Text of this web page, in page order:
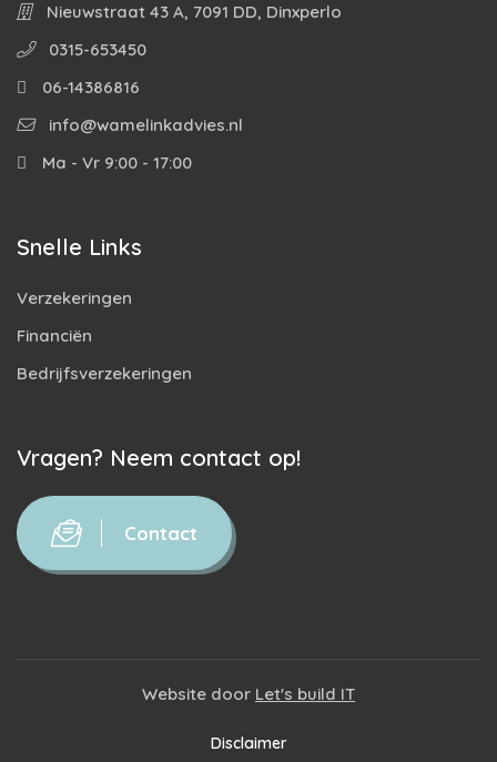
Nieuwstraat 43 A, 7091 DD, Dinxperlo
0315-653450
06-14386816
info@wamelinkadvies.nl
Ma - Vr 9:00 - 17:00
Snelle Links
Verzekeringen
Financiën
Bedrijfsverzekeringen
Vragen? Neem contact op!
Contact
Website door Let's build IT
Disclaimer